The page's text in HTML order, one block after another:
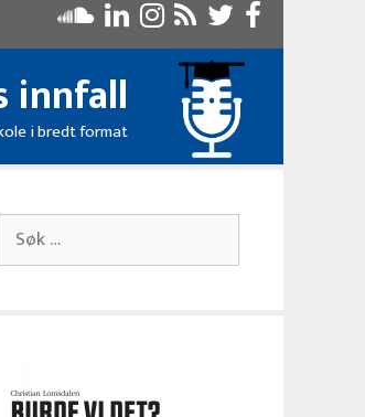
innfall
i bredt format
Søk
etter: